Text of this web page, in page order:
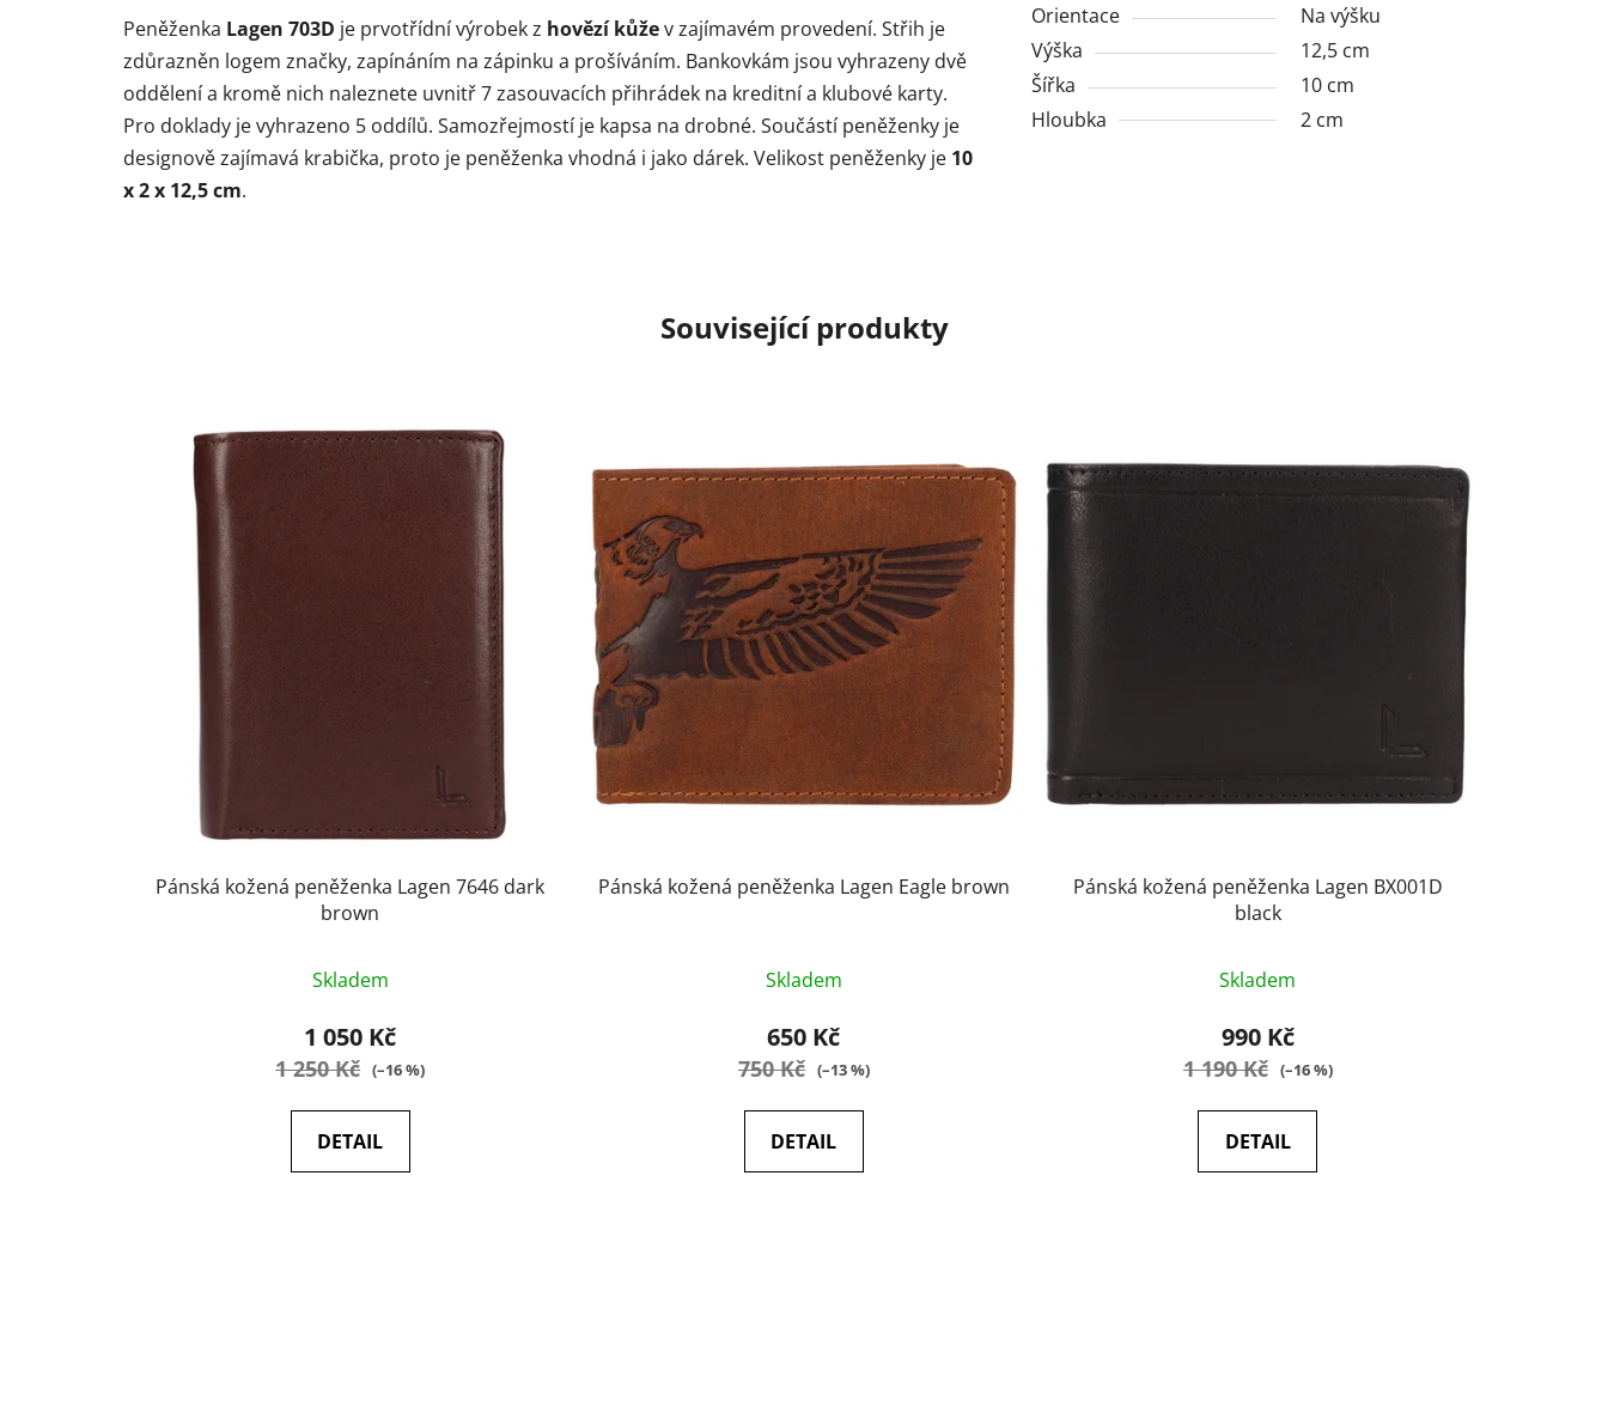
hvězdiček.
Peněženka Lagen 703D je prvotřídní výrobek z hovězí kůžev zajímavém provedení. Střih je
zdůrazněn logem značky, zapínáním na zápinku a prošíváním. Bankovkám jsou vyhrazeny dvě
oddělení a kromě nich naleznete uvnitř 7 zasouvacích přihrádek na kreditní a klubové karty.
Pro doklady je vyhrazeno 5 oddílů. Samozřejmostí je kapsa na drobné. Součástí peněženky je
designově zajímavá krabička, proto je peněženka vhodná i jako dárek. Velikost peněženky je 10
x 2 x 12,5 cm.
Orientace
Na výšku
Výška
12,5 cm
Šířka
10 cm
Hloubka
2 cm
Související produkty
Pánská kožená peněženka Lagen 7646 dark
brown
hodnocení
produktu
je
5
Skladem
1 050 Kč
1 250 Kč (–16 %)
DETAIL
Pánská kožená peněženka Lagen Eagle brown
hodnocení
produktu
je
5
Skladem
650 Kč
750 Kč (–13 %)
DETAIL
Pánská kožená peněženka Lagen BX001D
black
hodnocení
produktu
je
5
Skladem
990 Kč
1 190 Kč (–16 %)
DETAIL